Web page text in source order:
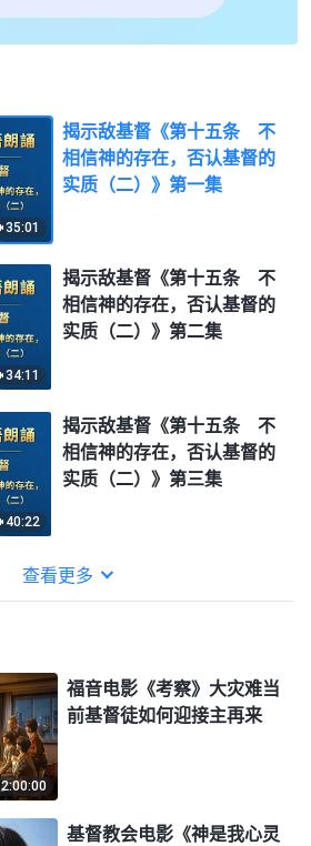
35:01
揭示敌基督《第十五条 不
相信神的存在，否认基督的
实质（二）》第一集
34:11
揭示敌基督《第十五条 不
相信神的存在，否认基督的
实质（二）》第二集
40:22
揭示敌基督《第十五条 不
相信神的存在，否认基督的
实质（二）》第三集
查看更多
2:00:00
福音电影《考察》大灾难当
前基督徒如何迎接主再来
基督教会电影《神是我心灵